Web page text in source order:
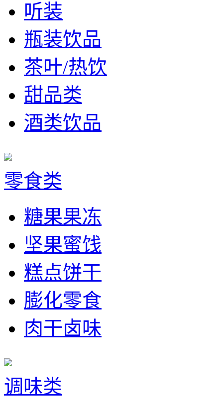
听装
瓶装饮品
茶叶/热饮
甜品类
酒类饮品
零食类
糖果果冻
坚果蜜饯
糕点饼干
膨化零食
肉干卤味
调味类